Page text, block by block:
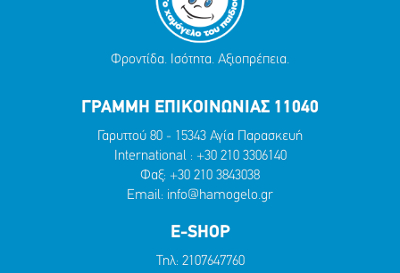
Φροντίδα. Ισότητα. Αξιοπρέπεια.
ΓΡΑΜΜΗ ΕΠΙΚΟΙΝΩΝΙΑΣ 11040
Γαρυττού 80 - 15343 Αγία Παρασκευή
International : +30 210 3306140
Φαξ: +30 210 3843038
Email: info@hamogelo.gr
E-SHOP
Τηλ: 2107647760